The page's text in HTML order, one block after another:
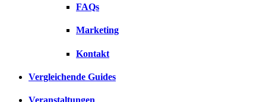
FAQs
Marketing
Kontakt
Vergleichende Guides
Veranstaltungen